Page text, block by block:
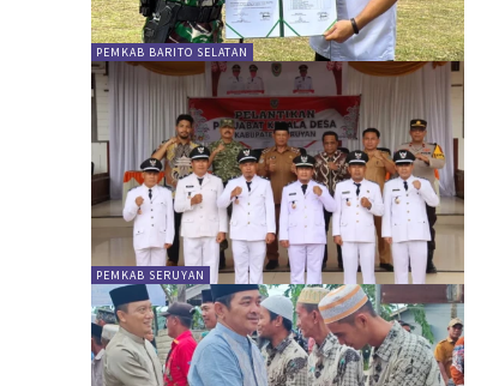
PEMKAB BARITO SELATAN
PEMKAB SERUYAN